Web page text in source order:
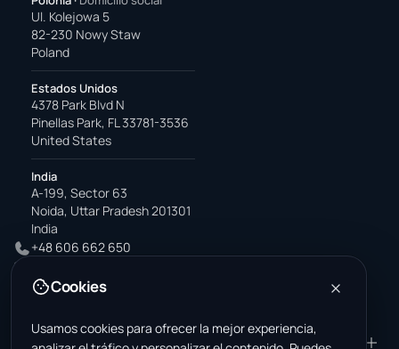
Ul. Kolejowa 5
82-230 Nowy Staw
Poland
Estados Unidos
4378 Park Blvd N
Pinellas Park, FL 33781-3536
United States
India
A-199, Sector 63
Noida, Uttar Pradesh 201301
India
+48 606 662 650
office@wastemarkt.com
PRODUCTO RESOURCES
Cookies
Usamos cookies para ofrecer la mejor experiencia,